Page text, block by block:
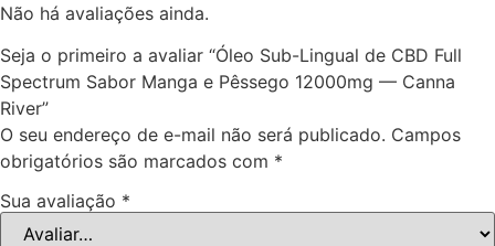
Não há avaliações ainda.
Seja o primeiro a avaliar “Óleo Sub-Lingual de CBD Full
Spectrum Sabor Manga e Pêssego 12000mg — Canna
River”
O seu endereço de e-mail não será publicado. Campos
obrigatórios são marcados com *
Sua avaliação *